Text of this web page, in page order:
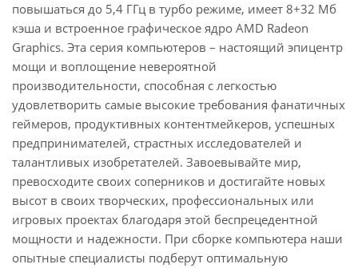
повышаться до 5,4 ГГц в турбо режиме, имеет 8+32 Мб
кэша и встроенное графическое ядро AMD Radeon
Graphics. Эта серия компьютеров – настоящий эпицентр
мощи и воплощение невероятной
производительности, способная с легкостью
удовлетворить самые высокие требования фанатичных
геймеров, продуктивных контентмейкеров, успешных
предпринимателей, страстных исследователей и
талантливых изобретателей. Завоевывайте мир,
превосходите своих соперников и достигайте новых
высот в своих творческих, профессиональных или
игровых проектах благодаря этой беспрецедентной
мощности и надежности. При сборке компьютера наши
опытные специалисты подберут оптимальную